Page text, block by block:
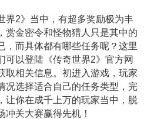
2》当中，有超多奖励极为丰
赏金密令和怪物猎人只是其中的
，而具体都有哪些任务呢？这里
可以登陆《传奇世界2》官方网
取相关信息。初进入游戏，玩家
况选择适合自己的任务类型，完
让你在成千上万的玩家当中，脱
冲关大赛赢得先机！